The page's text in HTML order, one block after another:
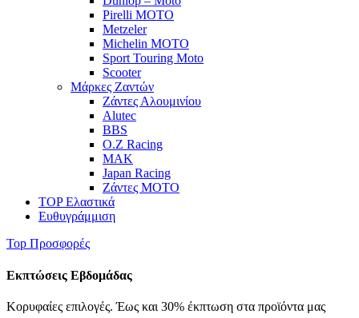
Pirelli MOTO
Metzeler
Michelin MOTO
Sport Touring Moto
Scooter
Μάρκες Ζαντών
Ζάντες Αλουμινίου
Alutec
BBS
O.Z Racing
MAK
Japan Racing
Ζάντες MOTO
TOP Ελαστικά
Ευθυγράμμιση
Top Προσφορές
Εκπτώσεις Εβδομάδας
Κορυφαίες επιλογές. Έως και 30% έκπτωση στα προϊόντα μας